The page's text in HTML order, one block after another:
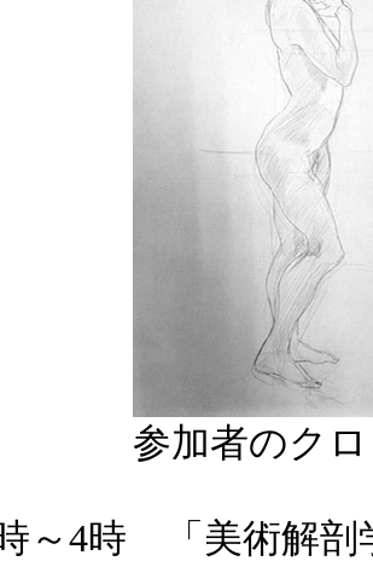
参加者のク
～4時 「美術解剖